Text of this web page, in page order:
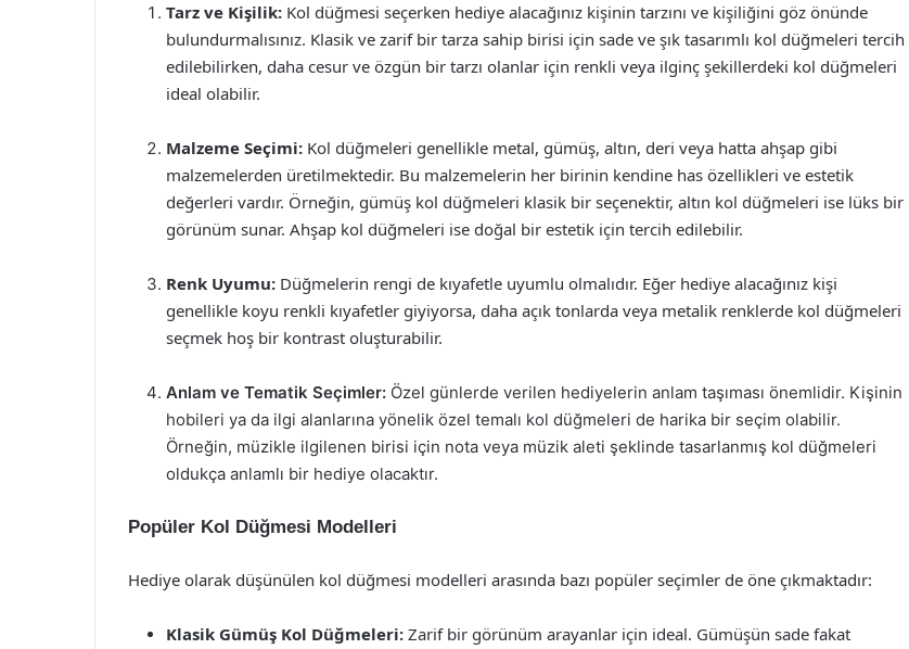
Tarz ve Kişilik: Kol düğmesi seçerken hediye alacağınız kişinin tarzını ve kişiliğini göz önünde
bulundurmalısınız. Klasik ve zarif bir tarza sahip birisi için sade ve şık tasarımlı kol düğmeleri tercih
edilebilirken, daha cesur ve özgün bir tarzı olanlar için renkli veya ilginç şekillerdeki kol düğmeleri
ideal olabilir.
Malzeme Seçimi: Kol düğmeleri genellikle metal, gümüş, altın, deri veya hatta ahşap gibi
malzemelerden üretilmektedir. Bu malzemelerin her birinin kendine has özellikleri ve estetik
değerleri vardır. Örneğin, gümüş kol düğmeleri klasik bir seçenektir, altın kol düğmeleri ise lüks bir
görünüm sunar. Ahşap kol düğmeleri ise doğal bir estetik için tercih edilebilir.
Renk Uyumu: Düğmelerin rengi de kıyafetle uyumlu olmalıdır. Eğer hediye alacağınız kişi
genellikle koyu renkli kıyafetler giyiyorsa, daha açık tonlarda veya metalik renklerde kol düğmeleri
seçmek hoş bir kontrast oluşturabilir.
Anlam ve Tematik Seçimler: Özel günlerde verilen hediyelerin anlam taşıması önemlidir. Kişinin
hobileri ya da ilgi alanlarına yönelik özel temalı kol düğmeleri de harika bir seçim olabilir.
Örneğin, müzikle ilgilenen birisi için nota veya müzik aleti şeklinde tasarlanmış kol düğmeleri
oldukça anlamlı bir hediye olacaktır.
Popüler Kol Düğmesi Modelleri
Hediye olarak düşünülen kol düğmesi modelleri arasında bazı popüler seçimler de öne çıkmaktadır:
Klasik Gümüş Kol Düğmeleri: Zarif bir görünüm arayanlar için ideal. Gümüşün sade fakat